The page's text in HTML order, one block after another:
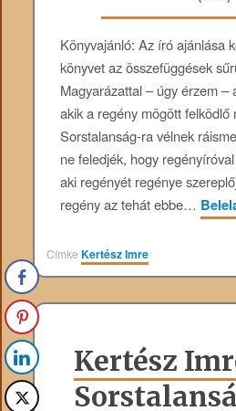
Könyvajánló: Az író ajánlása
könyvet az összefüggések
Magyarázattal – úgy érzem –
akik a regény mögött felködlő
Sorstalanság-ra vélnek
ne feledjék, hogy
aki regényét regénye
regény az tehát ebbe…
CímkeKertész Imre
Kertész